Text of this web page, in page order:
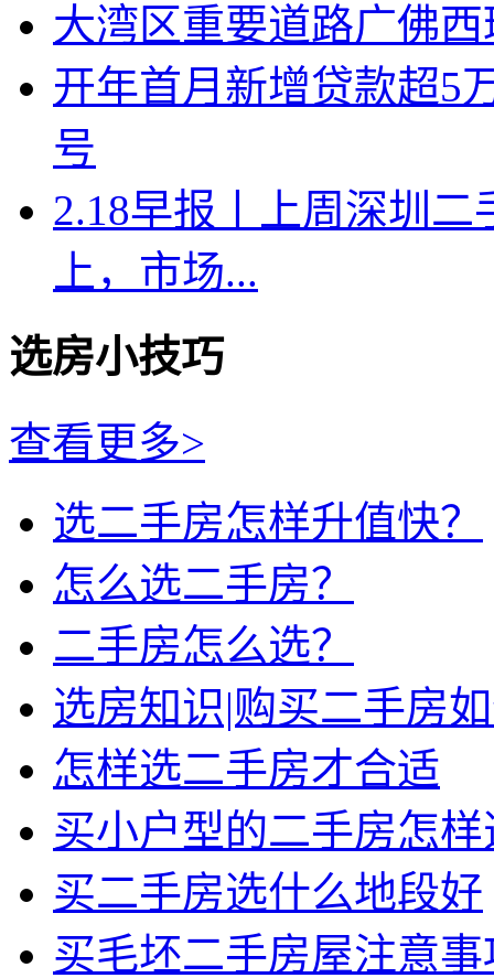
大湾区重要道路广佛
开年首月新增贷款超5
号
2.18早报丨上周深圳二
上，市场...
选房小技巧
查看更多>
选二手房怎样升值快？
怎么选二手房？
二手房怎么选？
选房知识|购买二手房
怎样选二手房才合适
买小户型的二手房怎样
买二手房选什么地段好
买毛坯二手房屋注意事